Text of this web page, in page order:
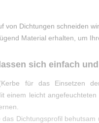
von Dichtungen schneiden
Material erhalten, um
sich einfach
für das Einsetzen
einem leicht
Dichtungsprofil